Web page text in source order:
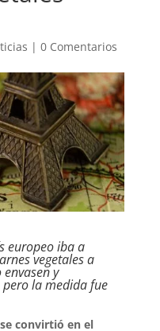
| 0 Comentarios
europeo iba a
vegetales a
y
la medida fue
convirtió en el